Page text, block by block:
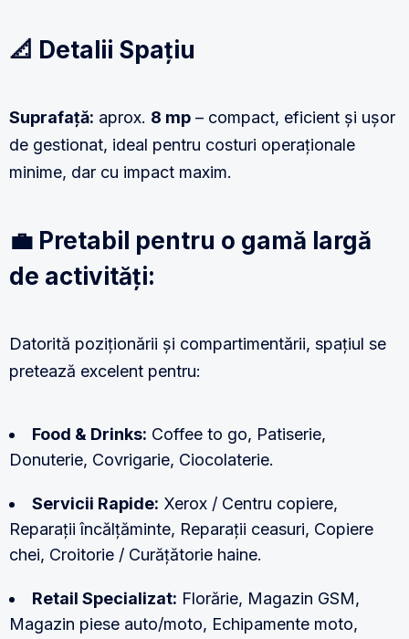
📐 Detalii Spațiu
Suprafață: aprox. 8 mp – compact, eficient și ușor
de gestionat, ideal pentru costuri operaționale
minime, dar cu impact maxim.
💼 Pretabil pentru o gamă largă
de activități:
Datorită poziționării și compartimentării, spațiul se
pretează excelent pentru:
Food & Drinks: Coffee to go, Patiserie,
Donuterie, Covrigarie, Ciocolaterie.
Servicii Rapide: Xerox / Centru copiere,
Reparații încălțăminte, Reparații ceasuri, Copiere
chei, Croitorie / Curățătorie haine.
Retail Specializat: Florărie, Magazin GSM,
Magazin piese auto/moto, Echipamente moto,